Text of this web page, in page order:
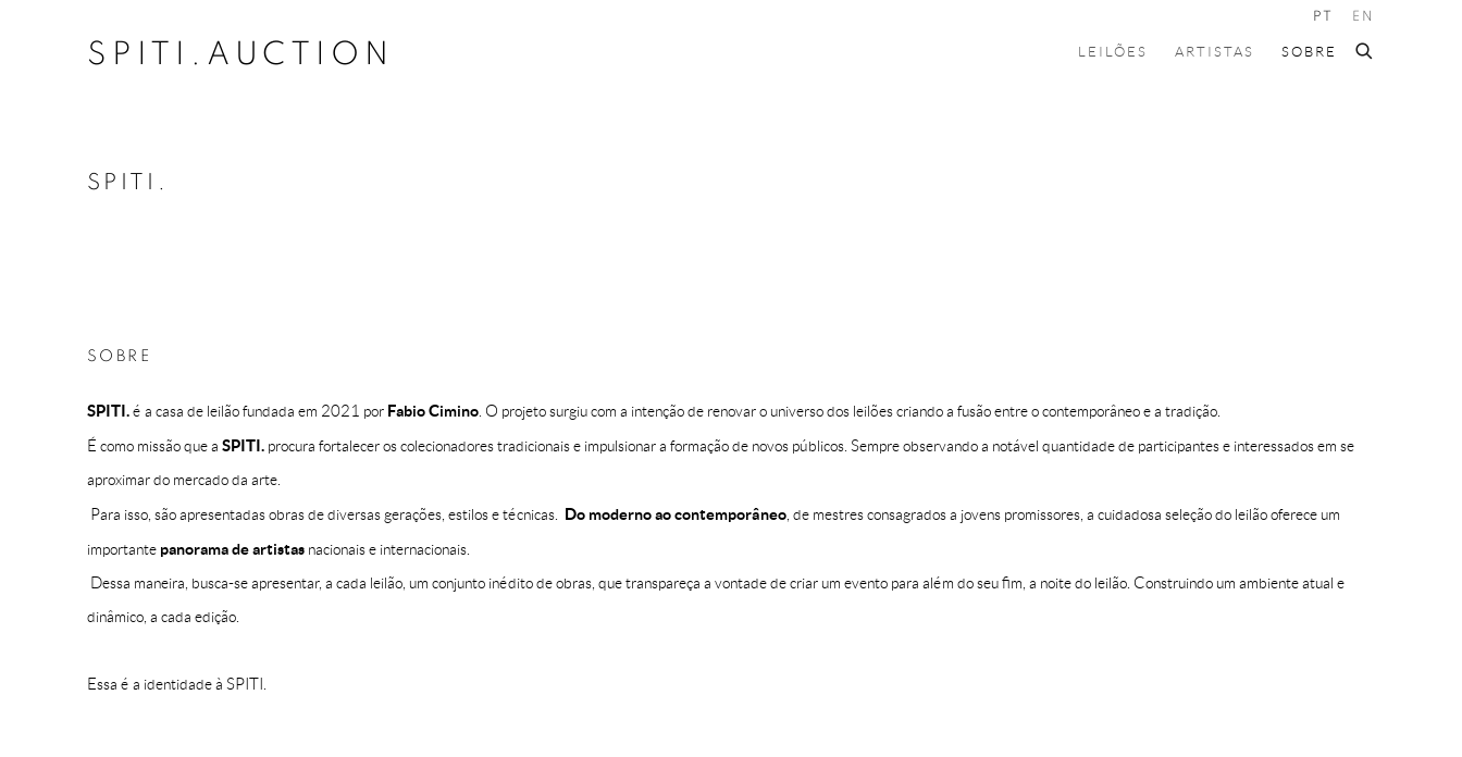
SPITI.AUCTION LEILÕES ARTISTAS SOBRE
PT EN
SPITI.
SOBRE
SPITI.é a casa de leilão fundada em 2021 por Fabio Cimino . O projeto surgiu com a intenção de renovar o universo dos leilões criando a fusão entre o contemporâneo e a tradição.
É como missão que a SPITI. procura fortalecer os colecionadores tradicionais e impulsionar a formação de novos públicos. Sempre observando a notável quantidade de participantes e interessados em se
aproximar do mercado da arte.
Para isso, são apresentadas obras de diversas gerações, estilos e técnicas. Do moderno ao contemporâneo , de mestres consagrados a jovens promissores, a cuidadosa seleção do leilão oferece um
importante panorama de artistas nacionais e internacionais.
Dessa maneira, busca-se apresentar, a cada leilão, um conjunto inédito de obras, que transpareça a vontade de criar um evento para além do seu fim, a noite do leilão. Construindo um ambiente atual e
dinâmico, a cada edição.
Essa é a identidade à SPITI.